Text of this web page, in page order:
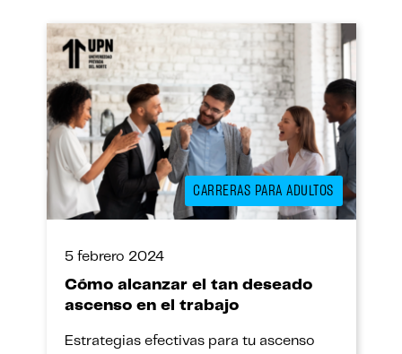
CARRERAS PARA ADULTOS
5 febrero 2024
Cómo alcanzar el tan deseado
ascenso en el trabajo
Estrategias efectivas para tu ascenso